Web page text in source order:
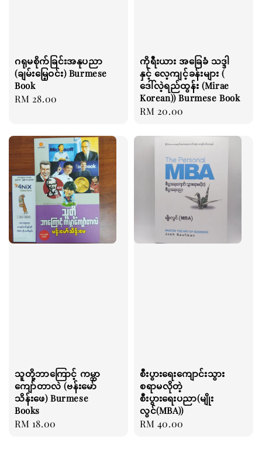
ဂရုမစိုက်ခြင်းအနုပညာ
(ချမ်းမြေ့ဝင်း) Burmese
Book
Regular
RM 28.00
ကိုရီးယား အခြေခံ သဒ္ဒါ
နှင့် လေ့ကျင့်ခန်းများ (
ဒေါ်လဲ့ရည်ထွန်း (Mirae
Korean)) Burmese Book
Regular
RM 20.00
သူတို့ဘာကြောင့် ကမ္ဘာ
ကျော်တာလဲ (ဗန်းမော်
သိန်းဖေ) Burmese
Books
Regular
RM 18.00
စီးပွားရေးကျောင်းသွား
စရာမလိုတဲ့
စီးပွားရေးပညာ(မျိုး
လွင်(MBA))
Regular
RM 40.00